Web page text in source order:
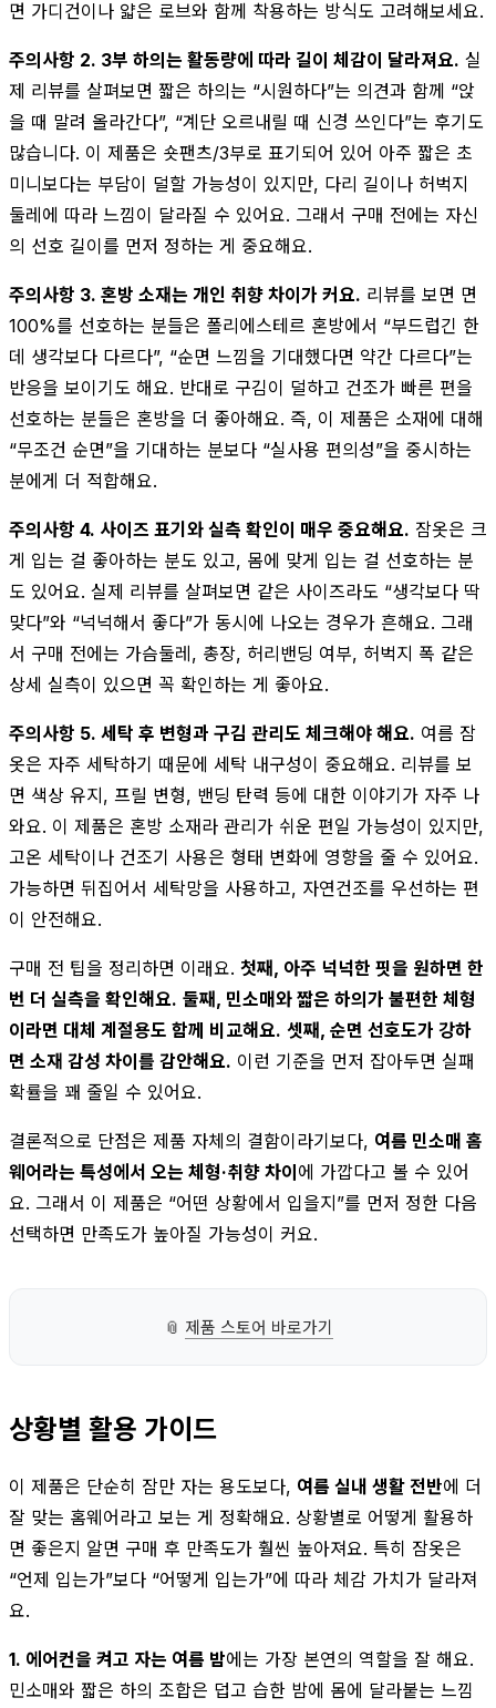
면 가디건이나 얇은 로브와 함께 착용하는 방식도 고려해보세요.
주의사항 2. 3부 하의는 활동량에 따라 길이 체감이 달라져요. 실
제 리뷰를 살펴보면 짧은 하의는 “시원하다”는 의견과 함께 “앉
을 때 말려 올라간다”, “계단 오르내릴 때 신경 쓰인다”는 후기도
많습니다. 이 제품은 숏팬츠/3부로 표기되어 있어 아주 짧은 초
미니보다는 부담이 덜할 가능성이 있지만, 다리 길이나 허벅지
둘레에 따라 느낌이 달라질 수 있어요. 그래서 구매 전에는 자신
의 선호 길이를 먼저 정하는 게 중요해요.
주의사항 3. 혼방 소재는 개인 취향 차이가 커요. 리뷰를 보면 면
100%를 선호하는 분들은 폴리에스테르 혼방에서 “부드럽긴 한
데 생각보다 다르다”, “순면 느낌을 기대했다면 약간 다르다”는
반응을 보이기도 해요. 반대로 구김이 덜하고 건조가 빠른 편을
선호하는 분들은 혼방을 더 좋아해요. 즉, 이 제품은 소재에 대해
“무조건 순면”을 기대하는 분보다 “실사용 편의성”을 중시하는
분에게 더 적합해요.
주의사항 4. 사이즈 표기와 실측 확인이 매우 중요해요. 잠옷은 크
게 입는 걸 좋아하는 분도 있고, 몸에 맞게 입는 걸 선호하는 분
도 있어요. 실제 리뷰를 살펴보면 같은 사이즈라도 “생각보다 딱
맞다”와 “넉넉해서 좋다”가 동시에 나오는 경우가 흔해요. 그래
서 구매 전에는 가슴둘레, 총장, 허리밴딩 여부, 허벅지 폭 같은
상세 실측이 있으면 꼭 확인하는 게 좋아요.
주의사항 5. 세탁 후 변형과 구김 관리도 체크해야 해요. 여름 잠
옷은 자주 세탁하기 때문에 세탁 내구성이 중요해요. 리뷰를 보
면 색상 유지, 프릴 변형, 밴딩 탄력 등에 대한 이야기가 자주 나
와요. 이 제품은 혼방 소재라 관리가 쉬운 편일 가능성이 있지만,
고온 세탁이나 건조기 사용은 형태 변화에 영향을 줄 수 있어요.
가능하면 뒤집어서 세탁망을 사용하고, 자연건조를 우선하는 편
이 안전해요.
구매 전 팁을 정리하면 이래요. 첫째, 아주 넉넉한 핏을 원하면 한
번 더 실측을 확인해요. 둘째, 민소매와 짧은 하의가 불편한 체형
이라면 대체 계절용도 함께 비교해요. 셋째, 순면 선호도가 강하
면 소재 감성 차이를 감안해요. 이런 기준을 먼저 잡아두면 실패
확률을 꽤 줄일 수 있어요.
결론적으로 단점은 제품 자체의 결함이라기보다, 여름 민소매 홈
웨어라는 특성에서 오는 체형·취향 차이에 가깝다고 볼 수 있어
요. 그래서 이 제품은 “어떤 상황에서 입을지”를 먼저 정한 다음
선택하면 만족도가 높아질 가능성이 커요.
📎 제품 스토어 바로가기
상황별 활용 가이드
이 제품은 단순히 잠만 자는 용도보다, 여름 실내 생활 전반에 더
잘 맞는 홈웨어라고 보는 게 정확해요. 상황별로 어떻게 활용하
면 좋은지 알면 구매 후 만족도가 훨씬 높아져요. 특히 잠옷은
“언제 입는가”보다 “어떻게 입는가”에 따라 체감 가치가 달라져
요.
1. 에어컨을 켜고 자는 여름 밤에는 가장 본연의 역할을 잘 해요.
민소매와 짧은 하의 조합은 덥고 습한 밤에 몸에 달라붙는 느낌